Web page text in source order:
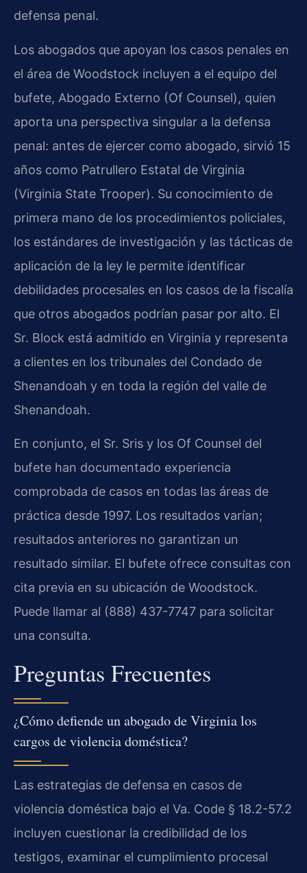
defensa penal.
Los abogados que apoyan los casos penales en
el área de Woodstock incluyen a el equipo del
bufete, Abogado Externo (Of Counsel), quien
aporta una perspectiva singular a la defensa
penal: antes de ejercer como abogado, sirvió 15
años como Patrullero Estatal de Virginia
(Virginia State Trooper). Su conocimiento de
primera mano de los procedimientos policiales,
los estándares de investigación y las tácticas de
aplicación de la ley le permite identificar
debilidades procesales en los casos de la fiscalía
que otros abogados podrían pasar por alto. El
Sr. Block está admitido en Virginia y representa
a clientes en los tribunales del Condado de
Shenandoah y en toda la región del valle de
Shenandoah.
En conjunto, el Sr. Sris y los Of Counsel del
bufete han documentado experiencia
comprobada de casos en todas las áreas de
práctica desde 1997. Los resultados varían;
resultados anteriores no garantizan un
resultado similar. El bufete ofrece consultas con
cita previa en su ubicación de Woodstock.
Puede llamar al (888) 437-7747 para solicitar
una consulta.
Preguntas Frecuentes
¿Cómo defiende un abogado de Virginia los
cargos de violencia doméstica?
Las estrategias de defensa en casos de
violencia doméstica bajo el Va. Code § 18.2-57.2
incluyen cuestionar la credibilidad de los
testigos, examinar el cumplimiento procesal